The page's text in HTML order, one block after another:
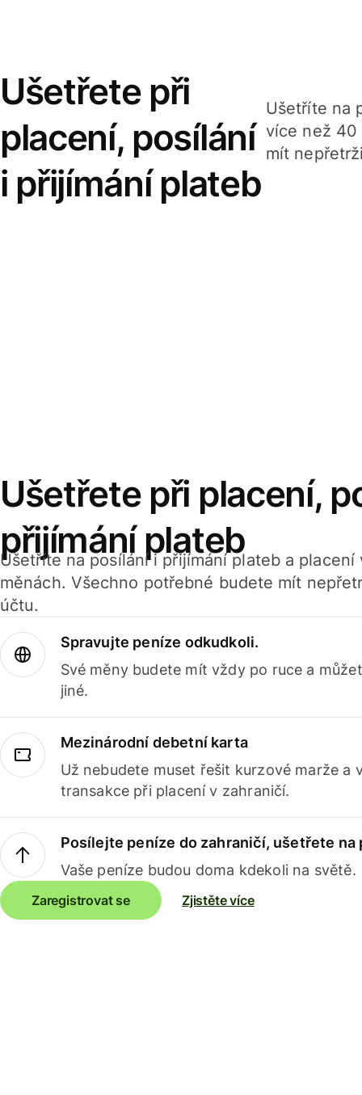
Ušetřete při
placení, posílání
i přijímání plateb
Ušetříte na
více než 40
mít
Ušetřete při placení,
přijímání plateb
Ušetříte na posílání i přijímání plateb a
měnách. Všechno potřebné budete mít
účtu.
Spravujte peníze odkudkoli.
Své měny budete mít vždy po ruce a
jiné.
Mezinárodní debetní karta
Už nebudete muset řešit kurzové marže a
transakce při placení v zahraničí.
Posílejte peníze do zahraničí, ušetřete na
Vaše peníze budou doma kdekoli na světě.
Zaregistrovat se Zjistěte více